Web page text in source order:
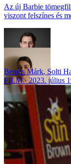
Az új Barbie
viszont felszínes és
Benics Márk, Solti
FILM
2023. július